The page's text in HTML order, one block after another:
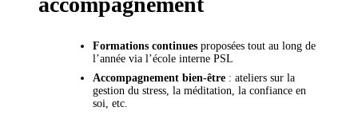
Formations continues proposées tout au long de
l’année via l’école interne PSL
Accompagnement bien-être : ateliers sur la
gestion du stress, la méditation, la confiance en
soi, etc.